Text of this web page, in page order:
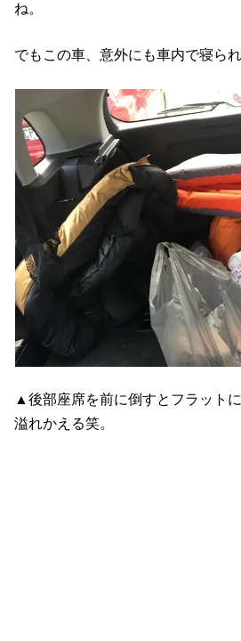
ね。
でもこの車、意外にも車内で寝ら
▲後部座席を前に倒すとフラット
溢れかえる笑。